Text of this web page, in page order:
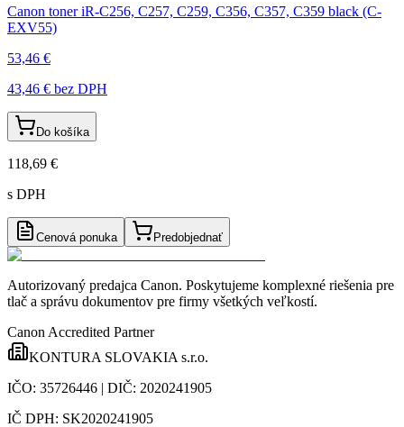
Canon toner iR-C256, C257, C259, C356, C357, C359 black (C-
EXV55)
53,46 €
43,46 € bez DPH
Do košíka
118,69 €
s DPH
Cenová ponuka Predobjednať
Autorizovaný predajca Canon. Poskytujeme komplexné riešenia pre
tlač a správu dokumentov pre firmy všetkých veľkostí.
Canon Accredited Partner
KONTURA SLOVAKIA s.r.o.
IČO: 35726446 | DIČ: 2020241905
IČ DPH: SK2020241905